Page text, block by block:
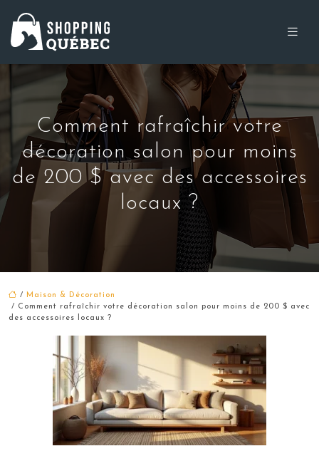
Comment rafraîchir votre
décoration salon pour moins
de 200 $ avec des accessoires
locaux ?
/
Maison & Décoration
/ Comment rafraîchir votre décoration salon pour moins de 200 $ avec
des accessoires locaux ?